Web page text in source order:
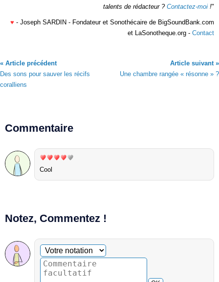
talents de rédacteur ? Contactez-moi !"
♥ - Joseph SARDIN - Fondateur et Sonothécaire de BigSoundBank.com
et LaSonotheque.org - Contact
« Article précédent
Des sons pour sauver les récifs
coralliens
Article suivant »
Une chambre rangée « résonne » ?
Commentaire
Cool
Notez, Commentez !
Commentaire facultatif
Votre notation